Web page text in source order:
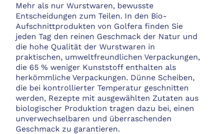
Mehr als nur Wurstwaren, bewusste
Entscheidungen zum Teilen. In den Bio-
Aufschnittprodukten von Golfera finden Sie
jeden Tag den reinen Geschmack der Natur und
die hohe Qualität der Wurstwaren in
praktischen, umweltfreundlichen Verpackungen,
die 65 % weniger Kunststoff enthalten als
herkömmliche Verpackungen. Dünne Scheiben,
die bei kontrollierter Temperatur geschnitten
werden, Rezepte mit ausgewählten Zutaten aus
biologischer Produktion tragen dazu bei, einen
unverwechselbaren und überraschenden
Geschmack zu garantieren.